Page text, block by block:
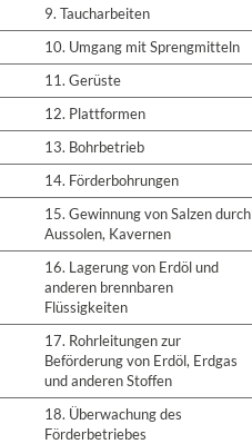
9. Taucharbeiten
10. Umgang mit Sprengmitteln
11. Gerüste
12. Plattformen
13. Bohrbetrieb
14. Förderbohrungen
15. Gewinnung von Salzen durch
Aussolen, Kavernen
16. Lagerung von Erdöl und
anderen brennbaren
Flüssigkeiten
17. Rohrleitungen zur
Beförderung von Erdöl, Erdgas
und anderen Stoffen
18. Überwachung des
Förderbetriebes